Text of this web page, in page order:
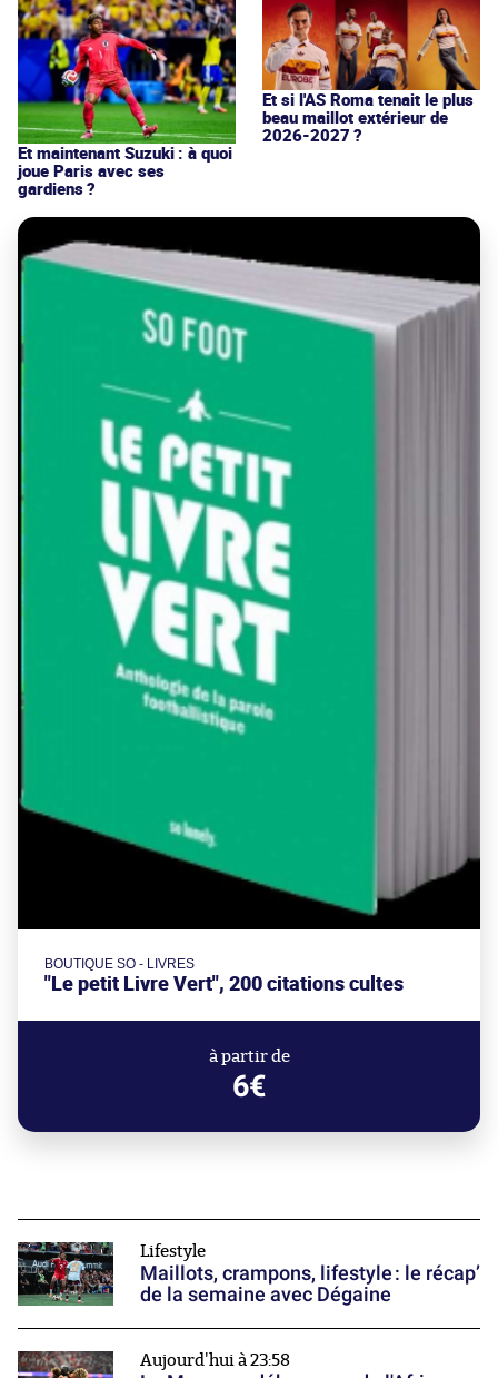
Et maintenant Suzuki : à quoi
joue Paris avec ses
gardiens ?
Et si l'AS Roma tenait le plus
beau maillot extérieur de
2026-2027 ?
BOUTIQUE SO - LIVRES
"Le petit Livre Vert", 200 citations cultes
à partir de
6€
Lifestyle
Maillots, crampons, lifestyle : le récap’
de la semaine avec Dégaine
Aujourd'hui à 23:58